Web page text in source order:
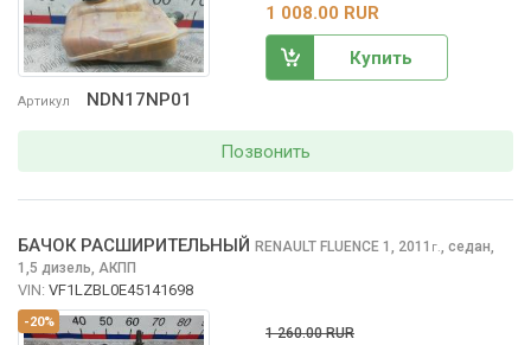
Артикул NDN17NP01
1 008.00 RUR
Купить
Позвонить
-20%
БАЧОК РАСШИРИТЕЛЬНЫЙ RENAULT FLUENCE 1, 2011 г. седан,
1,5 дизель, АКПП
VIN: VF1LZBL0E45141698
1 260.00 RUR